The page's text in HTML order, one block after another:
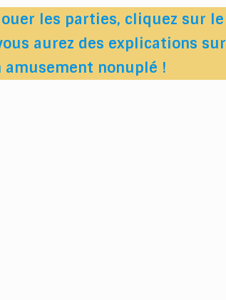
les parties, cliquez sur le
aurez des explications sur
nonuplé !